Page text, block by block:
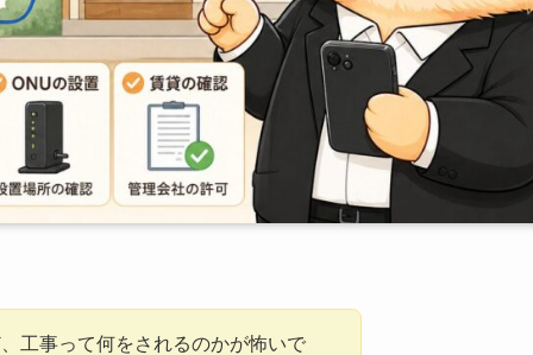
工事って何をされるのかが怖いで